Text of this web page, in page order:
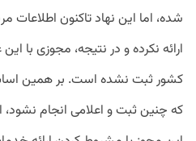
شده، اما این نهاد تاکنون اطلاعات
ارائه نکرده و در نتیجه، مجوزی با
کشور ثبت نشده است. بر همین
که چنین ثبت و اعلامی انجام نشود،